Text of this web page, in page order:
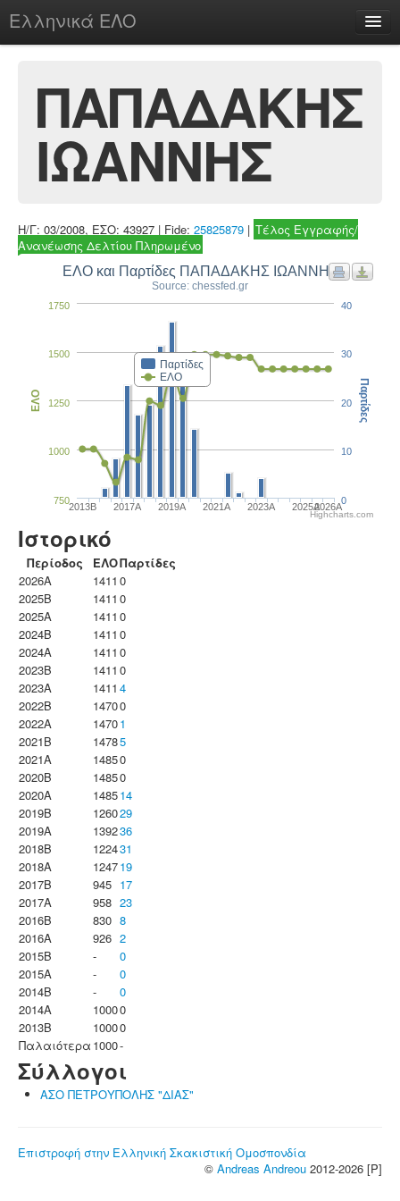
Ελληνικά ΕΛΟ
chesstu.be @ discord
Login
ΠΑΠΑΔΑΚΗΣ
ΙΩΑΝΝΗΣ
Η/Γ: 03/2008, ΕΣΟ: 43927 | Fide: 25825879 | Τέλος Εγγραφής/
Ανανέωσης Δελτίου Πληρωμένο
ΕΛΟ και Παρτίδες ΠΑΠΑΔΑΚΗΣ ΙΩΑΝΝΗΣ
Source: chessfed.gr
Παρτίδες
ΕΛΟ
2013B 2017A 2019A 2021A 2023Α 2025A2026A
1000
750
1250
1500
1750
ΕΛΟ
0
10
20
30
40
Παρτίδες
Highcharts.com
Ιστορικό
Περίοδος ΕΛΟΠαρτίδες
2026A
1411 0
2025B
1411 0
2025A
1411 0
2024B
1411 0
2024A
1411 0
2023B
1411 0
2023Α
1411 4
2022B
14700
2022A
14701
2021B
14785
2021A
14850
2020B
14850
2020A
148514
2019B
126029
2019A
139236
2018B
122431
2018A
124719
2017B
945 17
2017A
958 23
2016B
830 8
2016A
926 2
2015B
-
0
2015A
-
0
2014B
-
0
2014A
10000
2013B
10000
Παλαιότερα 1000-
Σύλλογοι
ΑΣΟ ΠΕΤΡΟΥΠΟΛΗΣ "ΔΙΑΣ"
Επιστροφή στην Ελληνική Σκακιστική Ομοσπονδία
© Andreas Andreou 2012-2026 [P]